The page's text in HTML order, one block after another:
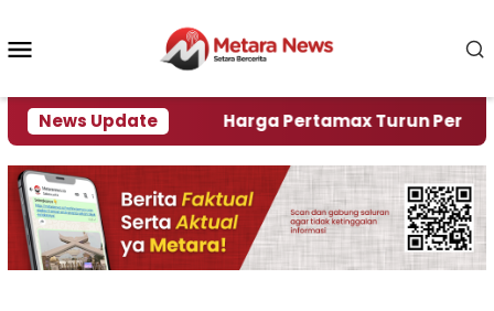
konten
News Update
Krisi Air Harga Pertamax Turun Per Hari Ini,